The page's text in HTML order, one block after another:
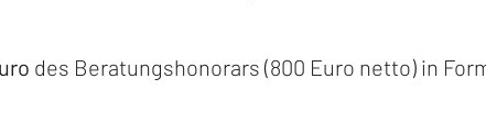
des Beratungshonorars (800 Euro netto) in